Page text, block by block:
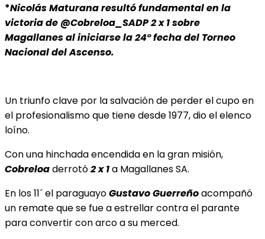
*Nicolás Maturana resultó fundamental en la
victoria de @Cobreloa_SADP 2 x 1 sobre
Magallanes al iniciarse la 24° fecha del Torneo
Nacional del Ascenso.
Un triunfo clave por la salvación de perder el cupo en
el profesionalismo que tiene desde 1977, dio el elenco
loíno.
Con una hinchada encendida en la gran misión,
Cobreloaderrotó2 x 1a Magallanes SA.
En los 11´ el paraguayoGustavo Guerreñoacompañó
un remate que se fue a estrellar contra el parante
para convertir con arco a su merced.